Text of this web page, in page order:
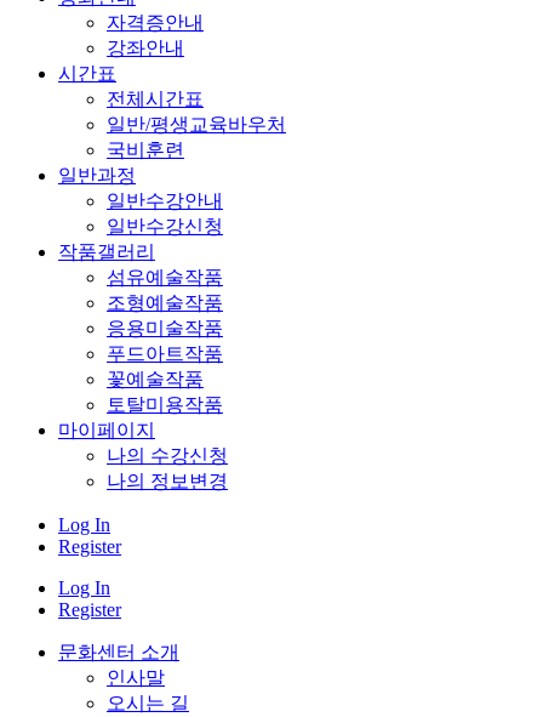
자격증안내
강좌안내
시간표
전체시간표
일반/평생교육바우처
국비훈련
일반과정
일반수강안내
일반수강신청
작품갤러리
섬유예술작품
조형예술작품
응용미술작품
푸드아트작품
꽃예술작품
토탈미용작품
마이페이지
나의 수강신청
나의 정보변경
Log In
Register
Log In
Register
문화센터 소개
인사말
오시는 길